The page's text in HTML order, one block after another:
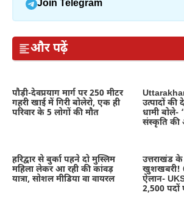
Join Telegram
और पढ़ें
पौड़ी-देवप्रयाग मार्ग पर 250 मीटर
गहरी खाई में गिरी बोलेरो, एक ही
परिवार के 5 लोगों की मौत
उत्पादों
धामी बोले-
संस्कृति की
हरिद्वार से बुर्का पहने दो मुस्लिम
महिला लेकर आ रही की कांवड़
यात्रा, सोशल मीडिया वा वायरल
उत्तराखंड
खुशखबरी!
ऐलान-
2,500 पदों